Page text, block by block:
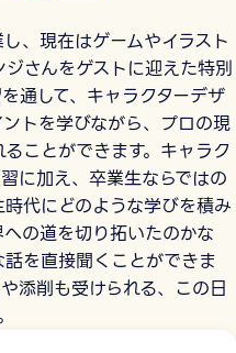
、現在はゲームやイラスト
さんをゲストに迎えた特別
通して、キャラクターデザ
トを学びながら、プロの現
ことができます。キャラク
に加え、卒業生ならではの
代にどのような学びを積み
の道を切り拓いたのかな
を直接聞くことができま
添削も受けられる、この日